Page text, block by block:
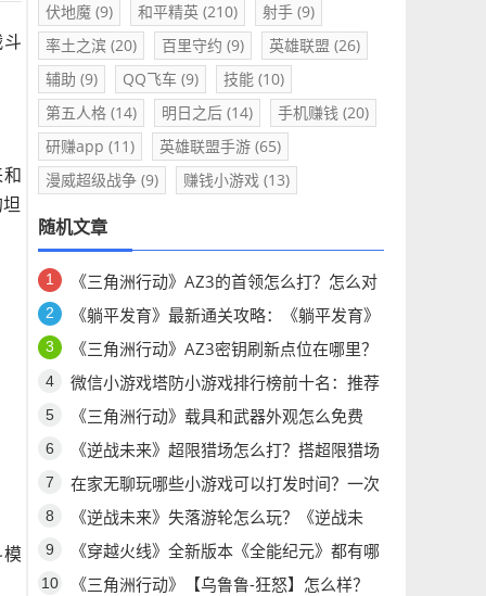
斗
模
伏地魔(9) 和平精英(210) 射手(9)
率土之滨(20) 百里守约 (9) 英雄联盟 (26)
辅助 (9) QQ飞车(9) 技能(10)
第五人格(14) 明日之后(14) 手机赚钱 (20)
研赚app (11) 英雄联盟手游(65)
漫威超级战争(9) 赚钱小游戏(13)
随机文章
《三角洲行动》AZ3的首领怎么打？怎么对
付AZ3首领H1000？
《躺平发育》最新通关攻略：《躺平发育》
你想问的问题都有答案！
《三角洲行动》AZ3密钥刷新点位在哪里？
《三角洲行动》AZ3密钥点位公布
微信小游戏塔防小游戏排行榜前十名：推荐
五款经典塔防小游戏，怎么玩都不腻！
《三角洲行动》载具和武器外观怎么免费
拿！
《逆战未来》超限猎场怎么打？搭超限猎场
最强搭配推荐
在家无聊玩哪些小游戏可以打发时间？一次
分享六个耐玩微信小游戏！
《逆战未来》失落游轮怎么玩？《逆战未
来》失落游轮攻略！
《穿越火线》全新版本《全能纪元》都有哪
些更新？《穿越火线》怀旧版有哪些更新？
《三角洲行动》【乌鲁鲁-狂怒】怎么样？